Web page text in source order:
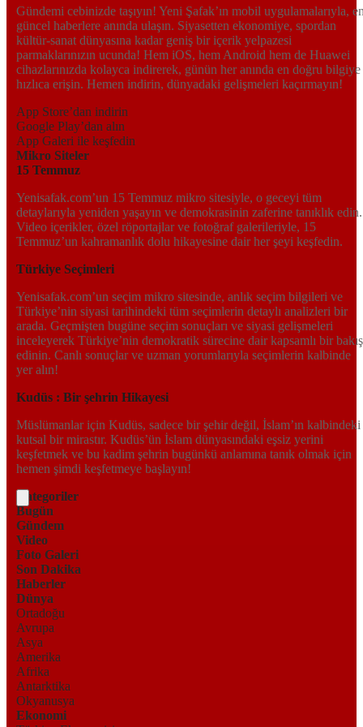
Gündemi cebinizde taşıyın! Yeni Şafak’ın mobil uygulamalarıyla,
güncel haberlere anında ulaşın. Siyasetten ekonomiye, spordan
kültür-sanat dünyasına kadar geniş bir içerik yelpazesi
parmaklarınızın ucunda! Hem iOS, hem Android hem de Huawei
cihazlarınızda kolayca indirerek, günün her anında en doğru bilgiye
hızlıca erişin. Hemen indirin, dünyadaki gelişmeleri kaçırmayın!
App Store’dan indirin
Google Play’dan alın
App Galeri ile keşfedin
Mikro Siteler
15 Temmuz
Yenisafak.com’un 15 Temmuz mikro sitesiyle, o geceyi tüm
detaylarıyla yeniden yaşayın ve demokrasinin zaferine tanıklık edin.
Video içerikler, özel röportajlar ve fotoğraf galerileriyle, 15
Temmuz’un kahramanlık dolu hikayesine dair her şeyi keşfedin.
Türkiye Seçimleri
Yenisafak.com’un seçim mikro sitesinde, anlık seçim bilgileri ve
Türkiye’nin siyasi tarihindeki tüm seçimlerin detaylı analizleri bir
arada. Geçmişten bugüne seçim sonuçları ve siyasi gelişmeleri
inceleyerek Türkiye’nin demokratik sürecine dair kapsamlı bir bakış
edinin. Canlı sonuçlar ve uzman yorumlarıyla seçimlerin kalbinde
yer alın!
Kudüs : Bir şehrin Hikayesi
Müslümanlar için Kudüs, sadece bir şehir değil, İslam’ın kalbindeki
kutsal bir mirastır. Kudüs’ün İslam dünyasındaki eşsiz yerini
keşfetmek ve bu kadim şehrin bugünkü anlamına tanık olmak için
hemen şimdi keşfetmeye başlayın!
Kategoriler
Bugün
Gündem
Video
Foto Galeri
Son Dakika
Haberler
Dünya
Ortadoğu
Avrupa
Asya
Amerika
Afrika
Antarktika
Okyanusya
Ekonomi